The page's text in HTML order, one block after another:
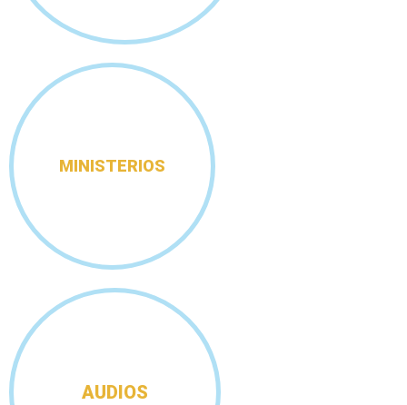
MINISTERIOS
AUDIOS